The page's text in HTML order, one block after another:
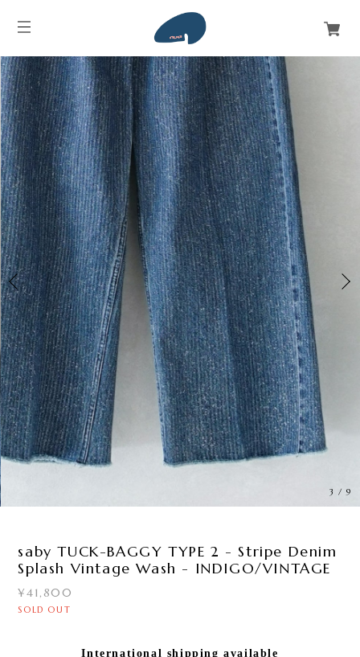
3 /9
saby TUCK-BAGGY TYPE 2 - Stripe Denim
Splash Vintage Wash - INDIGO/VINTAGE
¥41,800
SOLD OUT
International shipping available